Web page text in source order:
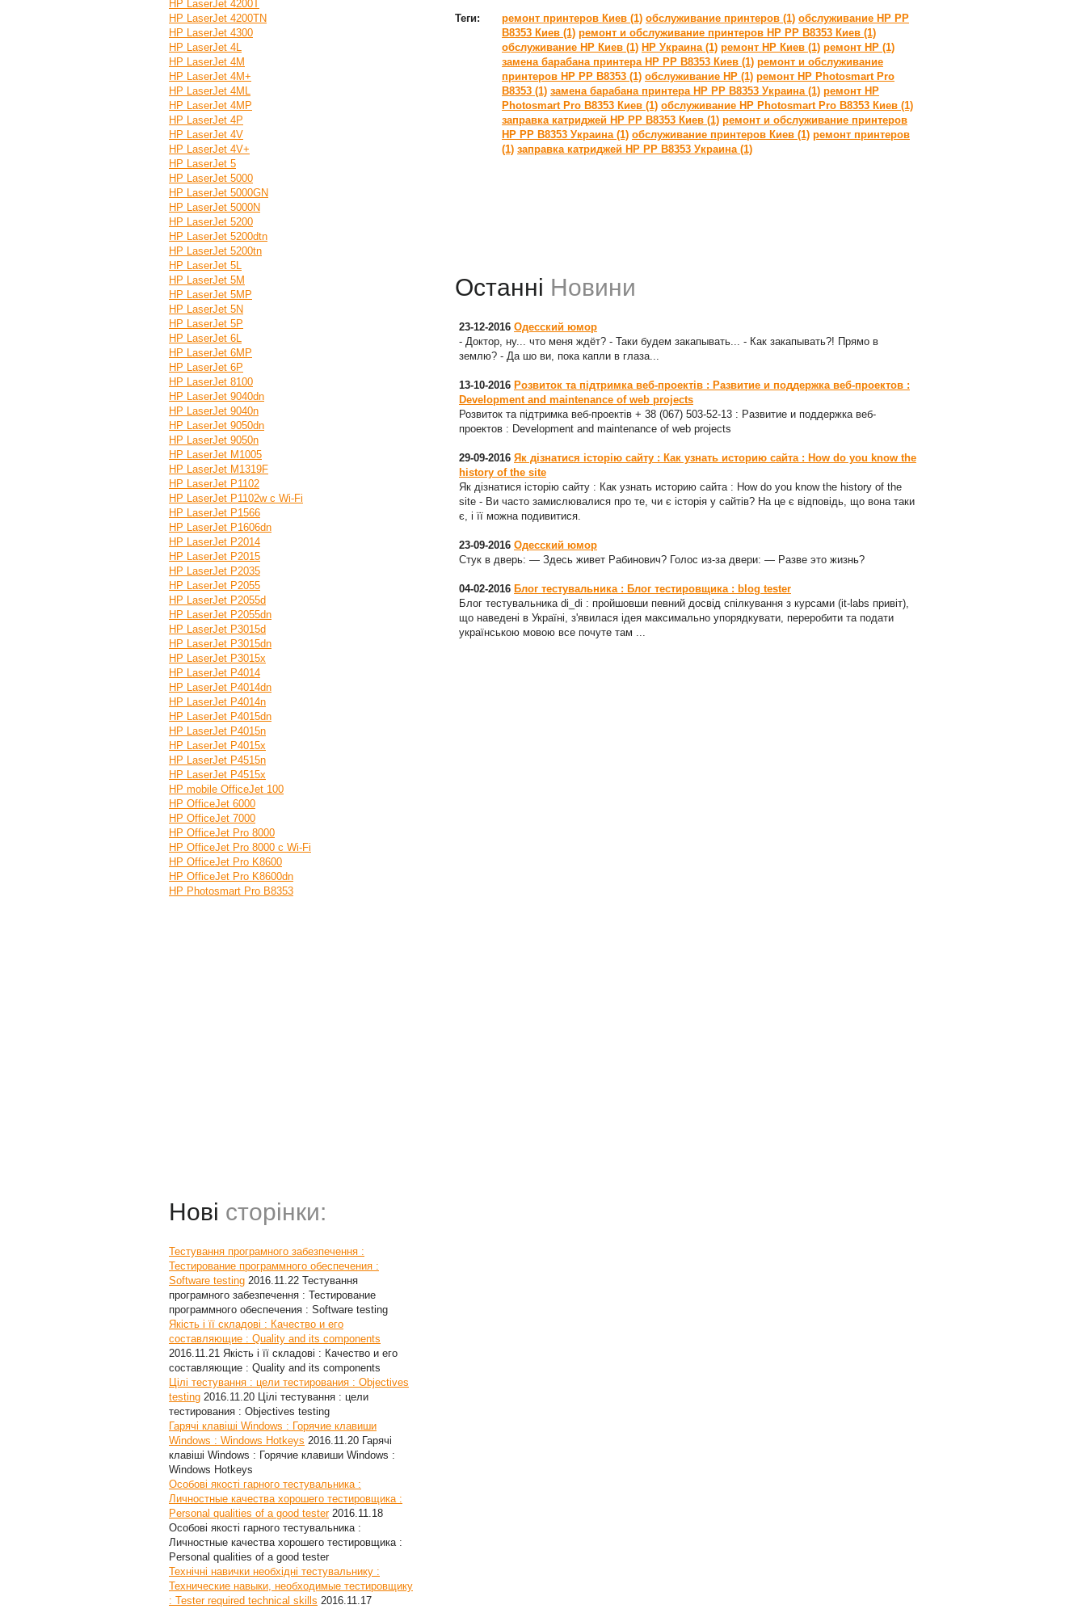
HP LaserJet 4200T
HP LaserJet 4200TN
HP LaserJet 4300
HP LaserJet 4L
HP LaserJet 4M
HP LaserJet 4M+
HP LaserJet 4ML
HP LaserJet 4MP
HP LaserJet 4P
HP LaserJet 4V
HP LaserJet 4V+
HP LaserJet 5
HP LaserJet 5000
HP LaserJet 5000GN
HP LaserJet 5000N
HP LaserJet 5200
HP LaserJet 5200dtn
HP LaserJet 5200tn
HP LaserJet 5L
HP LaserJet 5M
HP LaserJet 5MP
HP LaserJet 5N
HP LaserJet 5P
HP LaserJet 6L
HP LaserJet 6MP
HP LaserJet 6P
HP LaserJet 8100
HP LaserJet 9040dn
HP LaserJet 9040n
HP LaserJet 9050dn
HP LaserJet 9050n
HP LaserJet M1005
HP LaserJet M1319F
HP LaserJet P1102
HP LaserJet P1102w с Wi-Fi
HP LaserJet P1566
HP LaserJet P1606dn
HP LaserJet P2014
HP LaserJet P2015
HP LaserJet P2035
HP LaserJet P2055
HP LaserJet P2055d
HP LaserJet P2055dn
HP LaserJet P3015d
HP LaserJet P3015dn
HP LaserJet P3015x
HP LaserJet P4014
HP LaserJet P4014dn
HP LaserJet P4014n
HP LaserJet P4015dn
HP LaserJet P4015n
HP LaserJet P4015x
HP LaserJet P4515n
HP LaserJet P4515x
HP mobile OfficeJet 100
HP OfficeJet 6000
HP OfficeJet 7000
HP OfficeJet Pro 8000
HP OfficeJet Pro 8000 с Wi-Fi
HP OfficeJet Pro K8600
HP OfficeJet Pro K8600dn
HP Photosmart Pro B8353
Нові сторінки:
Тестування програмного забезпечення :
Тестирование программного обеспечения :
Software testing 2016.11.22 Тестування
програмного забезпечення : Тестирование
программного обеспечения : Software testing
Якість і її складові : Качество и его
составляющие : Quality and its components
2016.11.21 Якість і її складові : Качество и его
составляющие : Quality and its components
Цілі тестування : цели тестирования : Objectives
testing 2016.11.20 Цілі тестування : цели
тестирования : Objectives testing
Гарячі клавіші Windows : Горячие клавиши
Windows : Windows Hotkeys 2016.11.20 Гарячі
клавіші Windows : Горячие клавиши Windows :
Windows Hotkeys
Особові якості гарного тестувальника :
Личностные качества хорошего тестировщика :
Personal qualities of a good tester 2016.11.18
Особові якості гарного тестувальника :
Личностные качества хорошего тестировщика :
Personal qualities of a good tester
Технічні навички необхідні тестувальнику :
Технические навыки, необходимые тестировщику
: Tester required technical skills 2016.11.17
Теги: ремонт принтеров Киев (1) обслуживание принтеров (1) обслуживание HP PP
B8353 Киев (1) ремонт и обслуживание принтеров HP PP B8353 Киев (1)
обслуживание HP Киев (1) HP Украина (1) ремонт HP Киев (1) ремонт HP (1)
замена барабана принтера HP PP B8353 Киев (1) ремонт и обслуживание
принтеров HP PP B8353 (1) обслуживание HP (1) ремонт HP Photosmart Pro
B8353 (1) замена барабана принтера HP PP B8353 Украина (1) ремонт HP
Photosmart Pro B8353 Киев (1) обслуживание HP Photosmart Pro B8353 Киев (1)
заправка катриджей HP PP B8353 Киев (1) ремонт и обслуживание принтеров
HP PP B8353 Украина (1) обслуживание принтеров Киев (1) ремонт принтеров
(1) заправка катриджей HP PP B8353 Украина (1)
Останні Новини
23-12-2016 Одесский юмор
- Доктор, ну... что меня ждёт? - Таки будем закапывать... - Как закапывать?! Прямо в
землю? - Да шо ви, пока капли в глаза...
13-10-2016 Розвиток та підтримка веб-проектів : Развитие и поддержка веб-проектов :
Development and maintenance of web projects
Розвиток та підтримка веб-проектів + 38 (067) 503-52-13 : Развитие и поддержка веб-
проектов : Development and maintenance of web projects
29-09-2016 Як дізнатися історію сайту : Как узнать историю сайта : How do you know the
history of the site
Як дізнатися історію сайту : Как узнать историю сайта : How do you know the history of the
site - Ви часто замислювалися про те, чи є історія у сайтів? На це є відповідь, що вона таки
є, і її можна подивитися.
23-09-2016 Одесский юмор
Стук в дверь: — Здесь живет Рабинович? Голос из-за двери: — Разве это жизнь?
04-02-2016 Блог тестувальника : Блог тестировщика : blog tester
Блог тестувальника di_di : пройшовши певний досвід спілкування з курсами (it-labs привіт),
що наведені в Україні, з'явилася ідея максимально упорядкувати, переробити та подати
українською мовою все почуте там ...